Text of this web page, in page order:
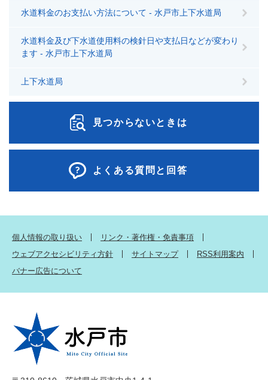
水道料金のお支払い方法について - 水戸市上下水道局
水道料金及び下水道使用料の検針日や支払日などが変わり
ます - 水戸市上下水道局
上下水道局
見つからないときは
よくある質問と回答
個人情報の取り扱い
リンク・著作権・免責事項
ウェブアクセシビリティ方針
サイトマップ
RSS利用案内
バナー広告について